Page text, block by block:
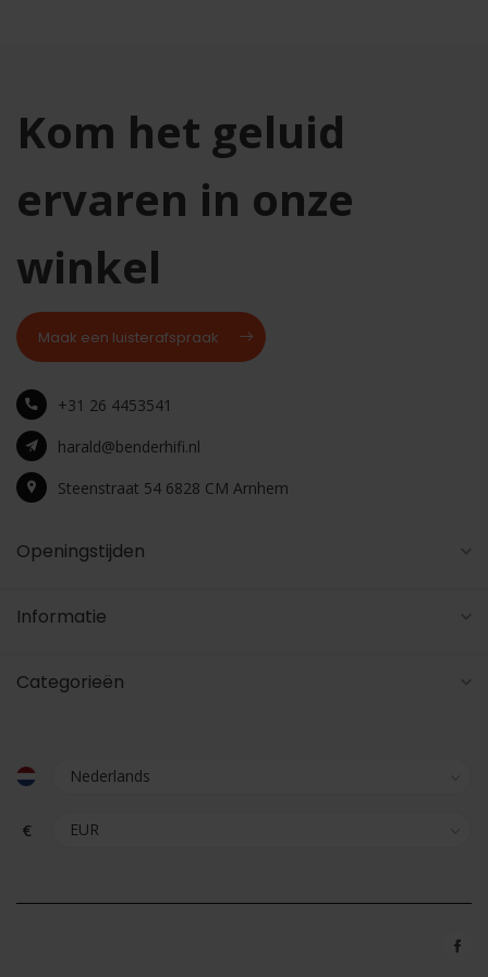
Kom het geluid
ervaren in onze
winkel
Maak een luisterafspraak
+31 26 4453541
harald@benderhifi.nl
Steenstraat 54 6828 CM Arnhem
Openingstijden
Informatie
Categorieën
€